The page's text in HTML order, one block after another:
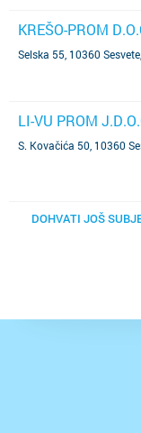
KREŠO-PROM
Selska 55, 10360 Sesvete
LI-VU PROM
S. Kovačića 50, 10360
DOHVATI JOŠ